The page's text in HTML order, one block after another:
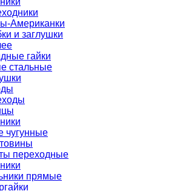
Американки
и заглушки
гайки
стальные
чугунные
переходные
прямые